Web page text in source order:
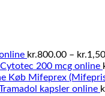
kr.800.00 – kr.
200 mcg online
Køb Mifeprex
kapsler online